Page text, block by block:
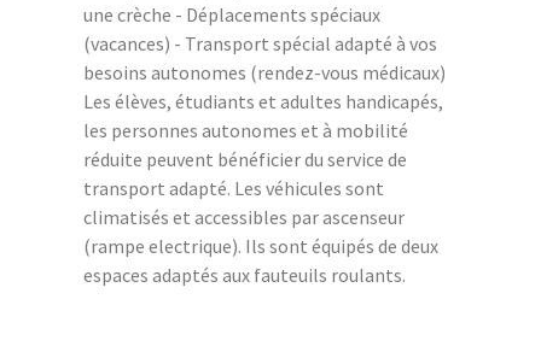
une crèche - Déplacements spéciaux
(vacances) - Transport spécial adapté à vos
besoins autonomes (rendez-vous médicaux)
Les élèves, étudiants et adultes handicapés,
les personnes autonomes et à mobilité
réduite peuvent bénéficier du service de
transport adapté. Les véhicules sont
climatisés et accessibles par ascenseur
(rampe electrique). Ils sont équipés de deux
espaces adaptés aux fauteuils roulants.